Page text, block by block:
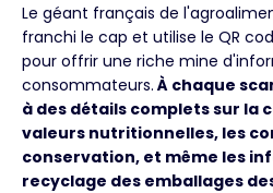
Le géant français de
franchi le cap et utilise le QR
pour offrir une riche mine
consommateurs. À chaque
à des détails complets sur la
valeurs nutritionnelles, les
conservation, et même les
recyclage des emballages